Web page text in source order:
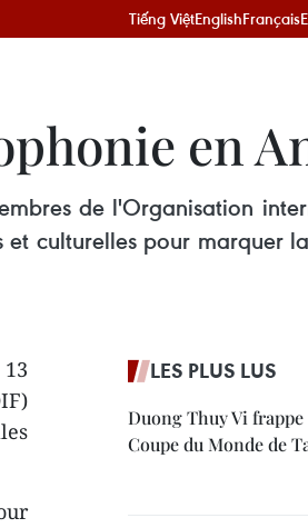
Tiếng ViệtEnglishFrançais
en
de l'Organisation
culturelles pour marquer
LES PLUS LUS
Duong Thuy Vi
Coupe du Monde de